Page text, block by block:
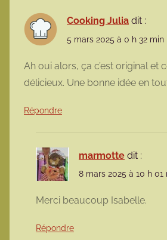
Cooking Julia dit :
5 mars 2025 à 0 h 32 min
Ah oui alors, ça c’est original et
délicieux. Une bonne idée en
Répondre
marmotte dit :
8 mars 2025 à 10 h 01
Merci beaucoup Isabelle.
Répondre